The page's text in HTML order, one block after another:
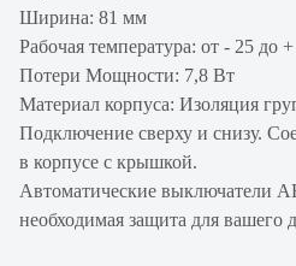
Ширина: 81 мм
Рабочая температура: от - 25 до
Потери Мощности: 7,8 Вт
Материал корпуса: Изоляция
Подключение сверху и снизу.
в корпусе с крышкой.
Автоматические выключатели
необходимая защита для вашего